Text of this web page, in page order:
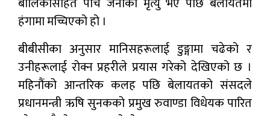
हंगामा मच्चिएको हो ।
बीबीसीका अनुसार मानिसहरूलाई डुङ्गामा चढेको र
उनीहरूलाई रोक्न प्रहरीले प्रयास गरेको देखिएको छ ।
महिनौंको आन्तरिक कलह पछि बेलायतको संसदले
प्रधानमन्त्री ऋषि सुनकको प्रमुख रुवाण्डा विधेयक पारित